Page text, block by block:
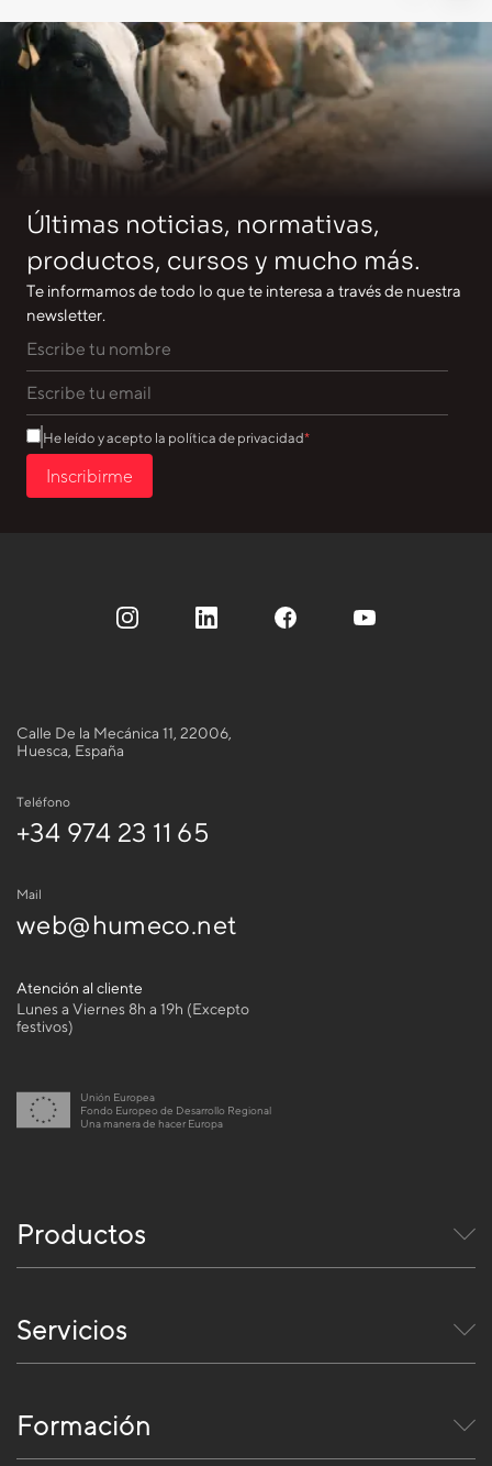
Últimas noticias, normativas,
productos, cursos y mucho más.
Te informamos de todo lo que te interesa a través de nuestra
newsletter.
He leído y acepto la política de privacidad
Inscribirme
Calle De la Mecánica 11, 22006,
Huesca, España
Teléfono
+34 974 23 11 65
Mail
web@humeco.net
Atención al cliente
Lunes a Viernes 8h a 19h (Excepto
festivos)
Unión Europea
Fondo Europeo de Desarrollo Regional
Una manera de hacer Europa
Productos
Servicios
Formación